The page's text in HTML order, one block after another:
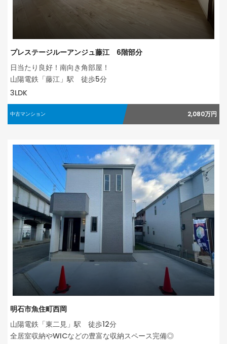
プレステージルーアンジュ藤江 6階部分
日当たり良好！南向き角部屋！
山陽電鉄「藤江」駅 徒歩5分
3LDK
中古マンション 2,080万円
明石市魚住町西岡
山陽電鉄「東二見」駅 徒歩12分
全居室収納やWICなどの豊富な収納スペース完備◎